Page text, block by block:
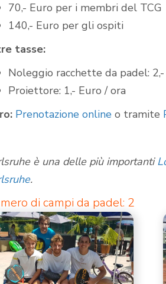
70,- Euro per i membri del TCG
140,- Euro per gli ospiti
tasse:
Noleggio racchette da padel:
Proiettore: 1,- Euro / ora
Prenotazione online o tramite
è una delle più importanti
.
di campi da padel: 2